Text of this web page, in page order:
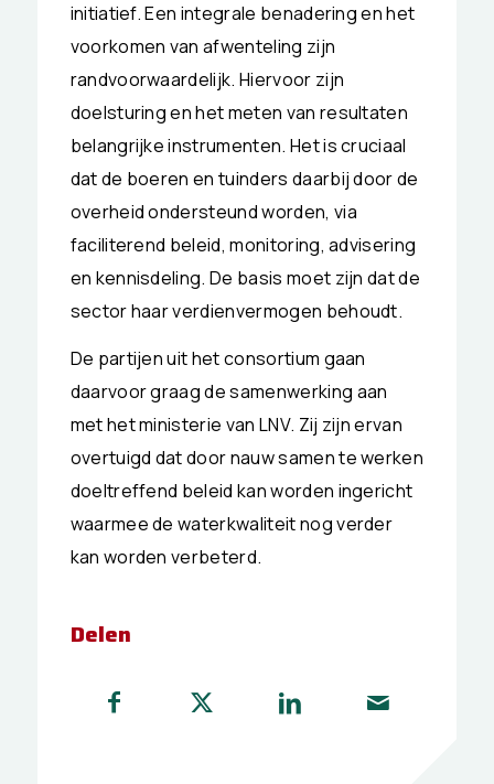
initiatief. Een integrale benadering en het
voorkomen van afwenteling zijn
randvoorwaardelijk. Hiervoor zijn
doelsturing en het meten van resultaten
belangrijke instrumenten. Het is cruciaal
dat de boeren en tuinders daarbij door de
overheid ondersteund worden, via
faciliterend beleid, monitoring, advisering
en kennisdeling. De basis moet zijn dat de
sector haar verdienvermogen behoudt.
De partijen uit het consortium gaan
daarvoor graag de samenwerking aan
met het ministerie van LNV. Zij zijn ervan
overtuigd dat door nauw samen te werken
doeltreffend beleid kan worden ingericht
waarmee de waterkwaliteit nog verder
kan worden verbeterd.
Delen